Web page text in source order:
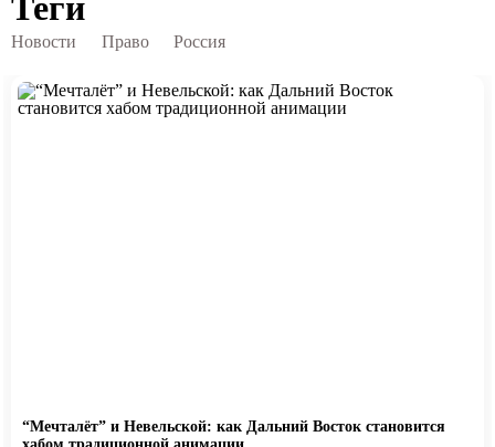
Новости Право Россия
“Мечталёт” и Невельской: как Дальний Восток становится